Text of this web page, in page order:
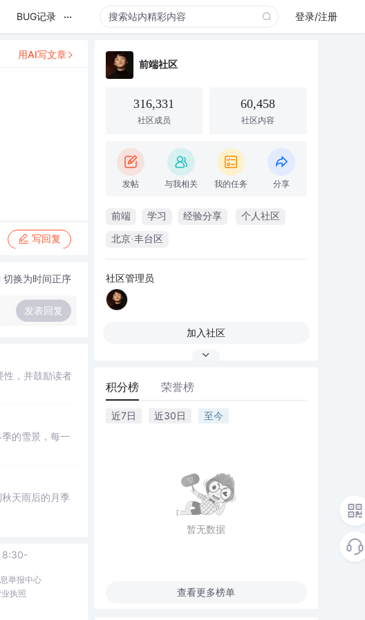
BUG记录 ... 登录/注册
写回复
用AI写文章
切换为时间正序
发表回复
性，并鼓励读者
的雪景，每一
天雨后的月季
8:30-
举报中心
执照
前端社区
316,331
社区成员
60,458
社区内容
发帖 与我相关 我的任务 分享
前端 学习 经验分享 个人社区
北京·丰台区
社区管理员
加入社区
积分榜 荣誉榜
近7日 近30日 至今
暂无数据
查看更多榜单